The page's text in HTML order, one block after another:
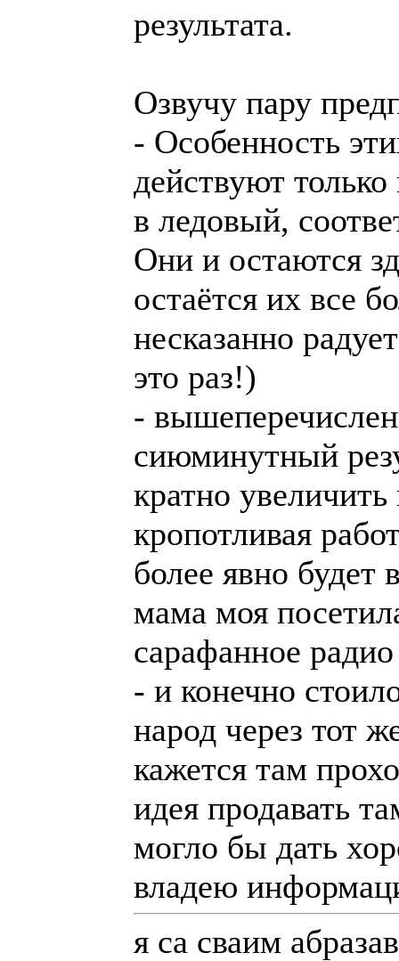
результата.
Озвучу пару
- Особенность
действуют
в ледовый,
Они и остаются
остаётся их все
несказанно
это раз!)
-
сиюминутный
кратно
кропотливая
более явно будет
мама моя
сарафанное
- и конечно
народ через тот
кажется там
идея продавать
могло бы дать
владею
я са сваим